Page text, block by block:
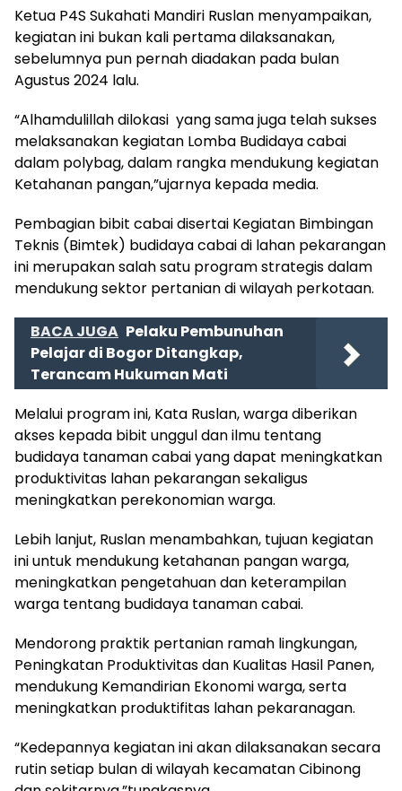
Ketua P4S Sukahati Mandiri Ruslan menyampaikan,
kegiatan ini bukan kali pertama dilaksanakan,
sebelumnya pun pernah diadakan pada bulan
Agustus 2024 lalu.
“Alhamdulillah dilokasi yang sama juga telah sukses
melaksanakan kegiatan Lomba Budidaya cabai
dalam polybag, dalam rangka mendukung kegiatan
Ketahanan pangan,”ujarnya kepada media.
Pembagian bibit cabai disertai Kegiatan Bimbingan
Teknis (Bimtek) budidaya cabai di lahan pekarangan
ini merupakan salah satu program strategis dalam
mendukung sektor pertanian di wilayah perkotaan.
BACA JUGA Pelaku Pembunuhan
Pelajar di Bogor Ditangkap,
Terancam Hukuman Mati
Melalui program ini, Kata Ruslan, warga diberikan
akses kepada bibit unggul dan ilmu tentang
budidaya tanaman cabai yang dapat meningkatkan
produktivitas lahan pekarangan sekaligus
meningkatkan perekonomian warga.
Lebih lanjut, Ruslan menambahkan, tujuan kegiatan
ini untuk mendukung ketahanan pangan warga,
meningkatkan pengetahuan dan keterampilan
warga tentang budidaya tanaman cabai.
Mendorong praktik pertanian ramah lingkungan,
Peningkatan Produktivitas dan Kualitas Hasil Panen,
mendukung Kemandirian Ekonomi warga, serta
meningkatkan produktifitas lahan pekaranagan.
“Kedepannya kegiatan ini akan dilaksanakan secara
rutin setiap bulan di wilayah kecamatan Cibinong